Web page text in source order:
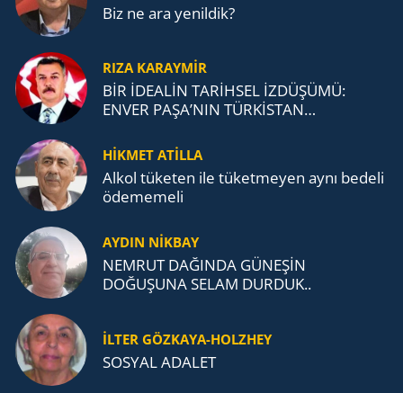
Biz ne ara yenildik?
RIZA KARAYMIR
BİR İDEALİN TARİHSEL İZDÜŞÜMÜ:
ENVER PAŞA’NIN TÜRKİSTAN
TEŞKİLATI’NA UZANAN MİRASI
HİKMET ATİLLA
Alkol tü­ke­ten ile tü­ket­me­yen aynı be­de­li
öde­me­me­li
AYDIN NİKBAY
NEMRUT DAĞINDA GÜNEŞİN
DOĞUŞUNA SELAM DURDUK..
İLTER GÖZKAYA-HOLZHEY
SOSYAL ADALET